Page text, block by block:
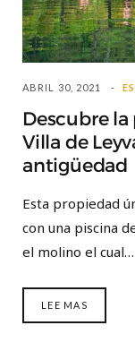
ABRIL 30, 2021
Descubre
Villa de
antigüedad
Esta propiedad
con una piscina
el molino el cual…
LEE MAS